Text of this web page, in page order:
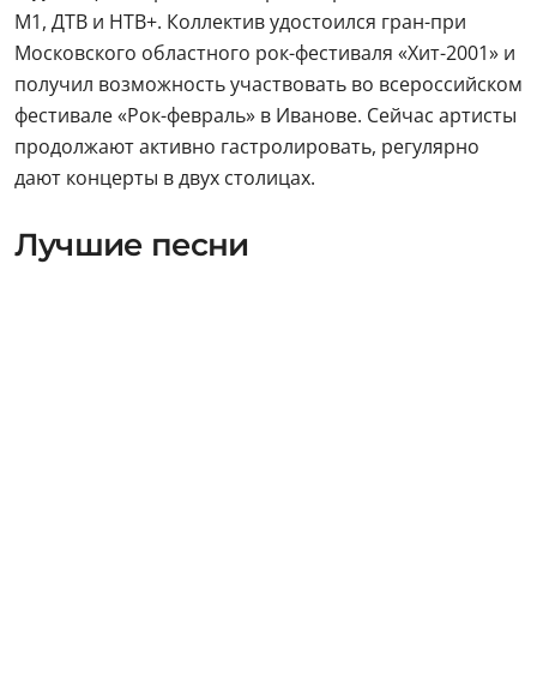
М1, ДТВ и НТВ+. Коллектив удостоился гран-при
Московского областного рок-фестиваля «Хит-2001» и
получил возможность участвовать во всероссийском
фестивале «Рок-февраль» в Иванове. Сейчас артисты
продолжают активно гастролировать, регулярно
дают концерты в двух столицах.
Лучшие песни